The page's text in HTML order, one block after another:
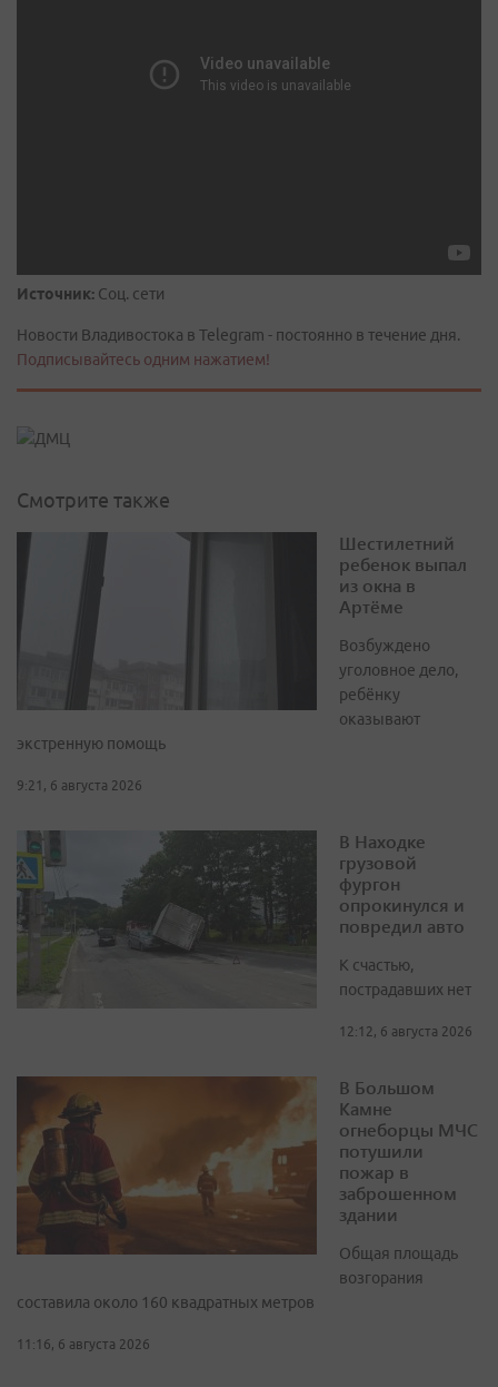
Источник: Соц. сети
Новости Владивостока в Telegram - постоянно в течение дня.
Подписывайтесь одним нажатием!
Смотрите также
Шестилетний
ребенок выпал
из окна в
Артёме
Возбуждено
уголовное дело,
ребёнку
оказывают
экстренную помощь
9:21, 6 августа 2026
В Находке
грузовой
фургон
опрокинулся и
повредил авто
К счастью,
пострадавших нет
12:12, 6 августа 2026
В Большом
Камне
огнеборцы МЧС
потушили
пожар в
заброшенном
здании
Общая площадь
возгорания
составила около 160 квадратных метров
11:16, 6 августа 2026